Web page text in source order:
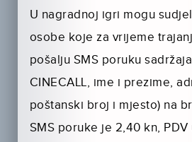
U nagradnoj igri mogu
osobe koje za vrijeme
pošalju SMS poruku
CINECALL, ime i prezime,
poštanski broj i mjesto) na
SMS poruke je 2,40 kn, PDV